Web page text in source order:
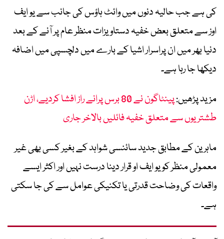
کی ہے جب حالیہ دنوں میں وائٹ ہاؤس کی جانب سے یو ایف
اوز سے متعلق بعض خفیہ دستاویزات منظر عام پر آنے کے بعد
دنیا بھر میں ان پراسرار اشیا کے بارے میں دلچسپی میں اضافہ
دیکھا جا رہا ہے۔
مزید پڑھیں:
پینٹاگون نے 80 برس پرانے راز افشا کردیے، اڑن
طشتریوں سے متعلق خفیہ فائلیں بالاخر جاری
ماہرین کے مطابق جدید سائنسی شواہد کے بغیر کسی بھی غیر
معمولی منظر کو یو ایف او قرار دینا درست نہیں اور اکثر ایسے
واقعات کی وضاحت قدرتی یا تکنیکی عوامل سے کی جا سکتی
ہے۔